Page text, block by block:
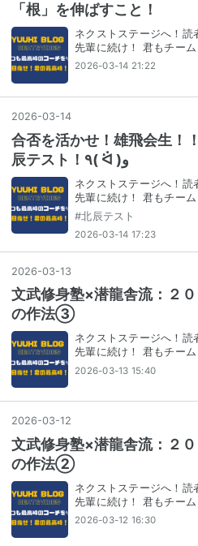
「根」を伸ばすこと！
ネクストステージへ！読
先輩に続け！ 君もチー
2026-03-14 21:22
2026-03-14
合否を活かせ！雄飛会生！
辰テスト！٩( ᐛ )و
ネクストステージへ！読
先輩に続け！ 君もチー
#北辰テスト
2026-03-14 17:23
2026-03-13
文武修身塾×潜龍舎流：２
の作法③
ネクストステージへ！読
先輩に続け！ 君もチー
2026-03-13 15:40
2026-03-12
文武修身塾×潜龍舎流：２
の作法②
ネクストステージへ！読
先輩に続け！ 君もチー
2026-03-12 16:30